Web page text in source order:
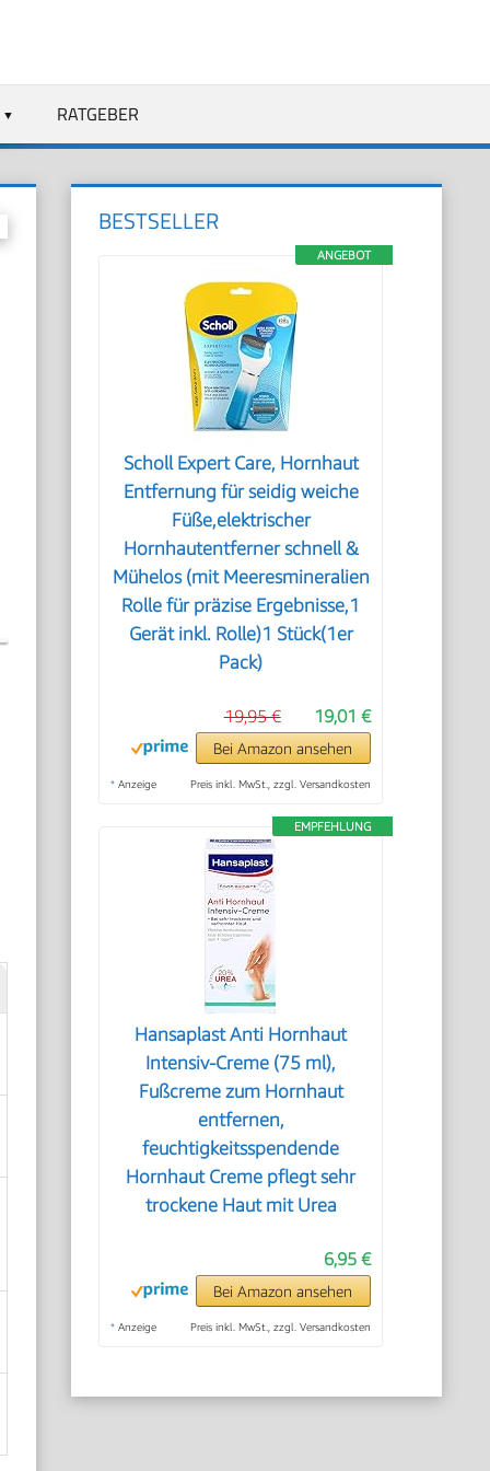
RATGEBER
BESTSELLER
ANGEBOT
Scholl Expert Care, Hornhaut
Entfernung für seidig weiche
Füße,elektrischer
Hornhautentferner schnell &
Mühelos (mit Meeresmineralien
Rolle für präzise Ergebnisse,1
Gerät inkl. Rolle)1 Stück(1er
Pack)
19,01 €
19,95 €
Bei Amazon ansehen
* Anzeige Preis inkl. MwSt., zzgl. Versandkosten
EMPFEHLUNG
Hansaplast Anti Hornhaut
Intensiv-Creme (75 ml),
Fußcreme zum Hornhaut
entfernen,
feuchtigkeitsspendende
Hornhaut Creme pflegt sehr
trockene Haut mit Urea
6,95 €
Bei Amazon ansehen
* Anzeige Preis inkl. MwSt., zzgl. Versandkosten